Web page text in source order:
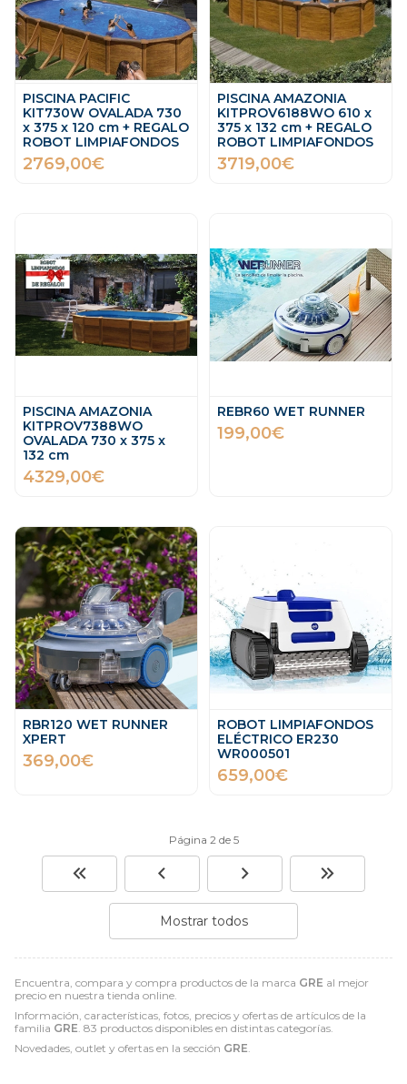
Encuentra, compara y compra productos de la marca GRE al mejor
precio en nuestra tienda online.
Información, características, fotos, precios y ofertas de artículos de la
familia GRE. 83 productos disponibles en distintas categorías.
Novedades, outlet y ofertas en la sección GRE.
PISCINA PACIFIC
KIT730W OVALADA 730
x 375 x 120 cm + REGALO
ROBOT LIMPIAFONDOS
2769,00€
PISCINA AMAZONIA
KITPROV6188WO 610 x
375 x 132 cm + REGALO
ROBOT LIMPIAFONDOS
3719,00€
PISCINA AMAZONIA
KITPROV7388WO
OVALADA 730 x 375 x
132 cm
4329,00€
REBR60 WET RUNNER
199,00€
RBR120 WET RUNNER
XPERT
369,00€
ROBOT LIMPIAFONDOS
ELÉCTRICO ER230
WR000501
659,00€
Página 2 de 5
Mostrar todos